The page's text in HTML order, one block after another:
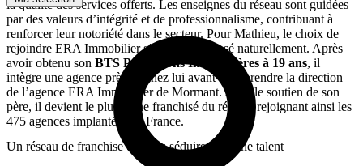
la qualité des services offerts. Les enseignes du réseau sont guidées
par des valeurs d’intégrité et de professionnalisme, contribuant à
renforcer leur notoriété dans le secteur. Pour Mathieu, le choix de
rejoindre ERA Immobilier s’est donc imposé naturellement. Après
avoir obtenu son BTS Professions Immobilières à 19 ans, il
intègre une agence près de chez lui avant de reprendre la direction
de l’agence ERA Immobilier de Mormant. Avec le soutien de son
père, il devient le plus jeune franchisé du réseau, rejoignant ainsi les
475 agences implantées en France.
Un réseau de franchise qui a su séduire un jeune talent